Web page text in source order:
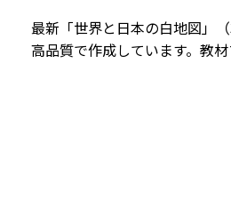
最新「世界と日本の白地図」
高品質で作成しています。教